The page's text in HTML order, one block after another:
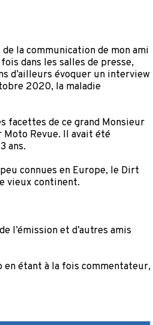
la communication de mon ami
dans les salles de presse,
d’ailleurs évoquer un interview
2020, la maladie
facettes de ce grand Monsieur
Moto Revue. Il avait été
ans.
connues en Europe, le Dirt
vieux continent.
l’émission et d’autres amis
en étant à la fois commentateur,